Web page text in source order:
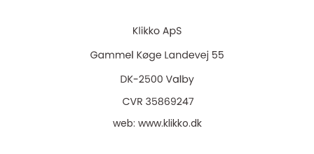
web: www.klikko.dk